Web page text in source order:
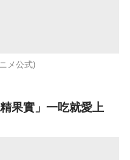
メ公式
果實」一吃就愛上